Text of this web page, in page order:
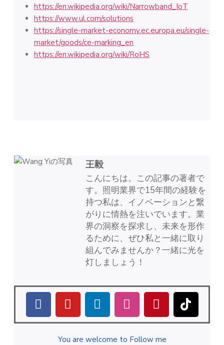
https://en.wikipedia.org/wiki/Narrowband_IoT
https://www.ul.com/solutions
https://single-market-economy.ec.europa.eu/single-
market/goods/ce-marking_en
https://en.wikipedia.org/wiki/RoHS
王毅
こんにちは。この記事の著者で
す。照明業界で15年間の経験を
持つ私は、イノベーションと繋
がりに情熱を注いでいます。業
界の洞察を探求し、未来を形作
るために、ぜひ私と一緒に取り
組んでみませんか？一緒に光を
灯しましょう！
You are welcome to Follow me